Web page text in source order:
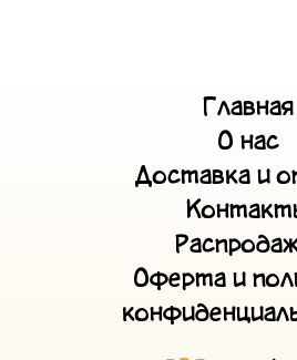
Главная
О нас
Доставка и
Оферта и